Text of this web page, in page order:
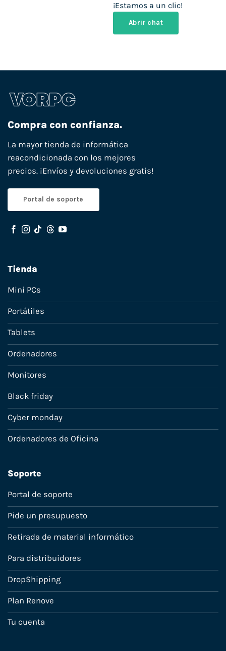
¡Estamos a un clic!
Abrir chat
Compra con confianza.
La mayor tienda de informática
reacondicionada con los mejores
precios. ¡Envíos y devoluciones gratis!
Portal de soporte
Tienda
Mini PCs
Portátiles
Tablets
Ordenadores
Monitores
Black friday
Cyber monday
Ordenadores de Oficina
Soporte
Portal de soporte
Pide un presupuesto
Retirada de material informático
Para distribuidores
DropShipping
Plan Renove
Tu cuenta